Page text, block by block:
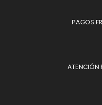
PAGOS
ATENCIÓN